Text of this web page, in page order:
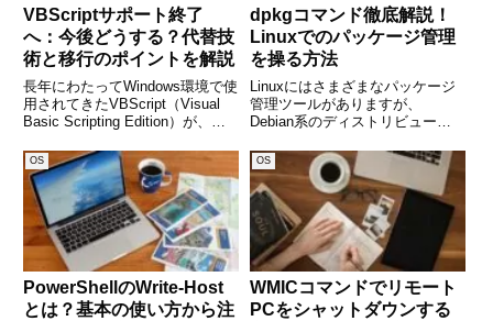
VBScriptサポート終了
へ：今後どうする？代替技
術と移行のポイントを解説
長年にわたってWindows環境で使
用されてきたVBScript（Visual
Basic Scripting Edition）が、つ
ことになりました。多くの企業や
システム管理者がバッチ処理やロ
グインスクリプト
dpkgコマンド徹底解説！
Linuxでのパッケージ管理
を操る方法
Linuxにはさまざまなパッケージ
管理ツールがありますが、
Debian系のディストリビューシ
使用されるのがdpkgコマンドで
す。dpkgはパッケージのインス
トール、削除、情報の取得など、
基本的な管理操
OS
PowerShellのWrite-Host
とは？基本の使い方から注
OS
WMICコマンドでリモート
PCをシャットダウンする